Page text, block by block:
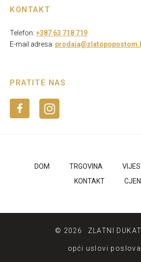
KONTAKT
Telefon: +387 63 718 719
E-mail adresa:
PRATITE NAS
DOM TRGOVINA
KONTAKT
© 2026 ZLATNI
opći uslovi